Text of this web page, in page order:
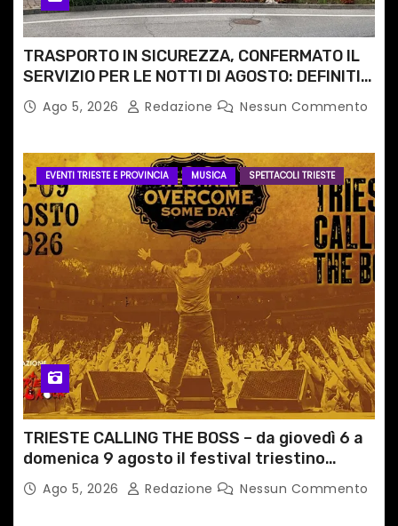
TRASPORTO IN SICUREZZA, CONFERMATO IL
SERVIZIO PER LE NOTTI DI AGOSTO: DEFINITI
PERCORSI, FERMATE E ORARIO
Ago 5, 2026 Redazione Nessun Commento
EVENTI TRIESTE E PROVINCIA MUSICA SPETTACOLI TRIESTE
TRIESTE CALLING THE BOSS – da giovedì 6 a
domenica 9 agosto il festival triestino
dedicato a Springsteen
Ago 5, 2026 Redazione Nessun Commento